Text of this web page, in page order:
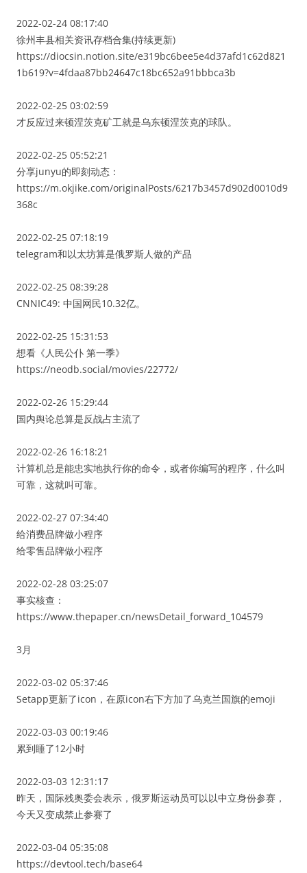
2022-02-24 08:17:40
徐州丰县相关资讯存档合集(持续更新)
https://diocsin.notion.site/e319bc6bee5e4d37afd1c62d821
1b619?v=4fdaa87bb24647c18bc652a91bbbca3b
2022-02-25 03:02:59
才反应过来顿涅茨克矿工就是乌东顿涅茨克的球队。
2022-02-25 05:52:21
分享junyu的即刻动态：
https://m.okjike.com/originalPosts/6217b3457d902d0010d9
368c
2022-02-25 07:18:19
telegram和以太坊算是俄罗斯人做的产品
2022-02-25 08:39:28
CNNIC49: 中国网民10.32亿。
2022-02-25 15:31:53
想看《人民公仆 第一季》
https://neodb.social/movies/22772/
2022-02-26 15:29:44
国内舆论总算是反战占主流了
2022-02-26 16:18:21
计算机总是能忠实地执行你的命令，或者你编写的程序，什么叫
可靠，这就叫可靠。
2022-02-27 07:34:40
给消费品牌做小程序
给零售品牌做小程序
2022-02-28 03:25:07
事实核查：
https://www.thepaper.cn/newsDetail_forward_104579
3月
2022-03-02 05:37:46
Setapp更新了icon，在原icon右下方加了乌克兰国旗的emoji
2022-03-03 00:19:46
累到睡了12小时
2022-03-03 12:31:17
昨天，国际残奥委会表示，俄罗斯运动员可以以中立身份参赛，
今天又变成禁止参赛了
2022-03-04 05:35:08
https://devtool.tech/base64